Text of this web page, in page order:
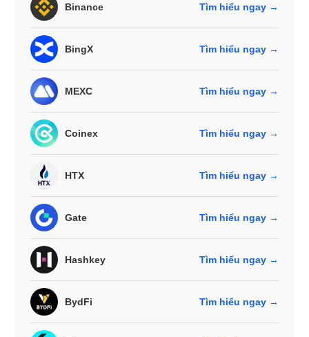
Binance Tìm hiểu ngay →
BingX Tìm hiểu ngay →
MEXC Tìm hiểu ngay →
Coinex Tìm hiểu ngay →
HTX Tìm hiểu ngay →
Gate Tìm hiểu ngay →
Hashkey Tìm hiểu ngay →
BydFi Tìm hiểu ngay →